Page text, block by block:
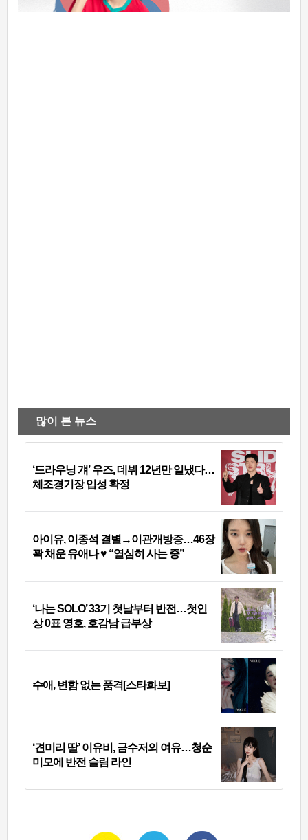
많이 본 뉴스
‘드라우닝 걔’ 우즈, 데뷔 12년만 일냈다…
체조경기장 입성 확정
아이유, 이종석 결별→이관개방증…46장
꽉 채운 유애나 ♥ “열심히 사는 중”
‘나는 SOLO’ 33기 첫날부터 반전…첫인
상 0표 영호, 호감남 급부상
수애, 변함 없는 품격[스타화보]
‘견미리 딸’ 이유비, 금수저의 여유…청순
미모에 반전 슬림 라인